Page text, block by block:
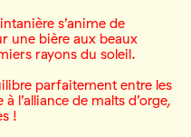
s’anime de
une bière aux beaux
rayons du soleil.
parfaitement entre les
l’alliance de malts d’orge,
!